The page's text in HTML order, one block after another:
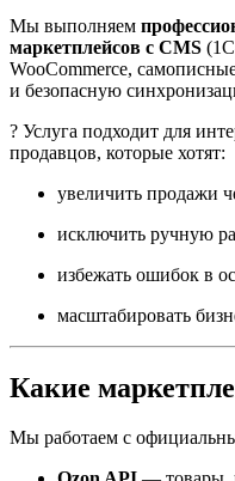
Мы выполняем
маркетплейсов с CMS
WooCommerce,
и безопасную
? Услуга подходит для
продавцов, которые хотят:
увеличить продажи
исключить ручную
избежать ошибок в
масштабировать
Какие
Мы работаем с